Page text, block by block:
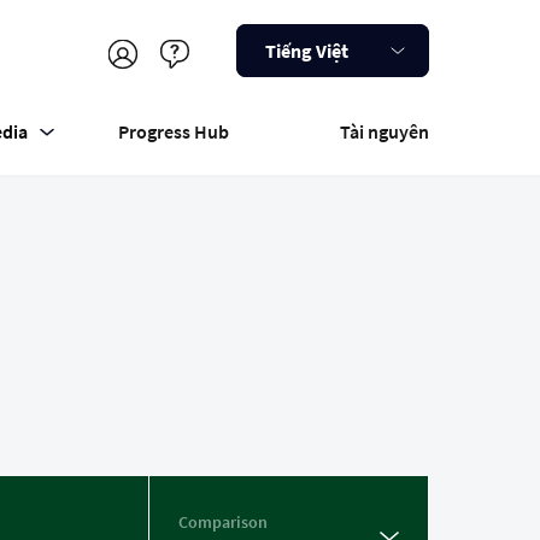
Tiếng Việt
Progress Hub Tài nguyên
Comparison